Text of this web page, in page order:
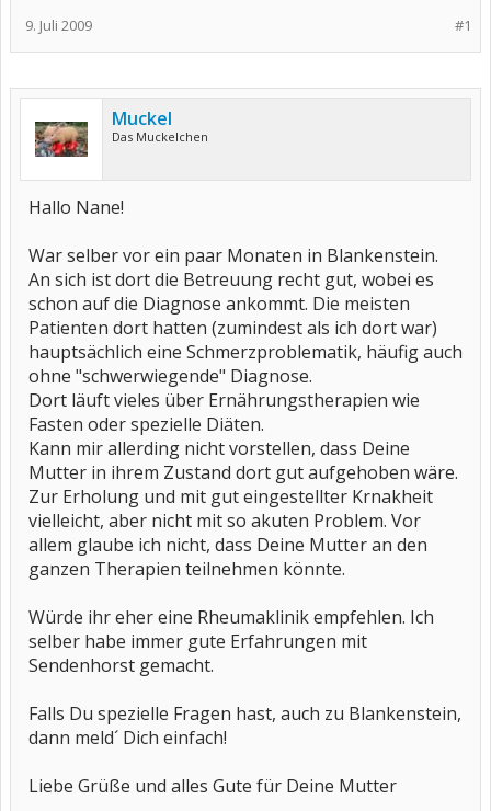
#1
9. Juli 2009
Muckel
Das Muckelchen
Hallo Nane!
War selber vor ein paar Monaten in Blankenstein.
An sich ist dort die Betreuung recht gut, wobei es
schon auf die Diagnose ankommt. Die meisten
Patienten dort hatten (zumindest als ich dort war)
hauptsächlich eine Schmerzproblematik, häufig auch
ohne "schwerwiegende" Diagnose.
Dort läuft vieles über Ernährungstherapien wie
Fasten oder spezielle Diäten.
Kann mir allerding nicht vorstellen, dass Deine
Mutter in ihrem Zustand dort gut aufgehoben wäre.
Zur Erholung und mit gut eingestellter Krnakheit
vielleicht, aber nicht mit so akuten Problem. Vor
allem glaube ich nicht, dass Deine Mutter an den
ganzen Therapien teilnehmen könnte.
Würde ihr eher eine Rheumaklinik empfehlen. Ich
selber habe immer gute Erfahrungen mit
Sendenhorst gemacht.
Falls Du spezielle Fragen hast, auch zu Blankenstein,
dann meld´ Dich einfach!
Liebe Grüße und alles Gute für Deine Mutter